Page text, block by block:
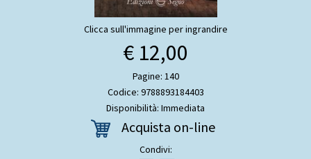
Clicca sull'immagine per ingrandire
€ 12,00
Pagine: 140
Codice: 9788893184403
Disponibilità: Immediata
Acquista on-line
Condivi: